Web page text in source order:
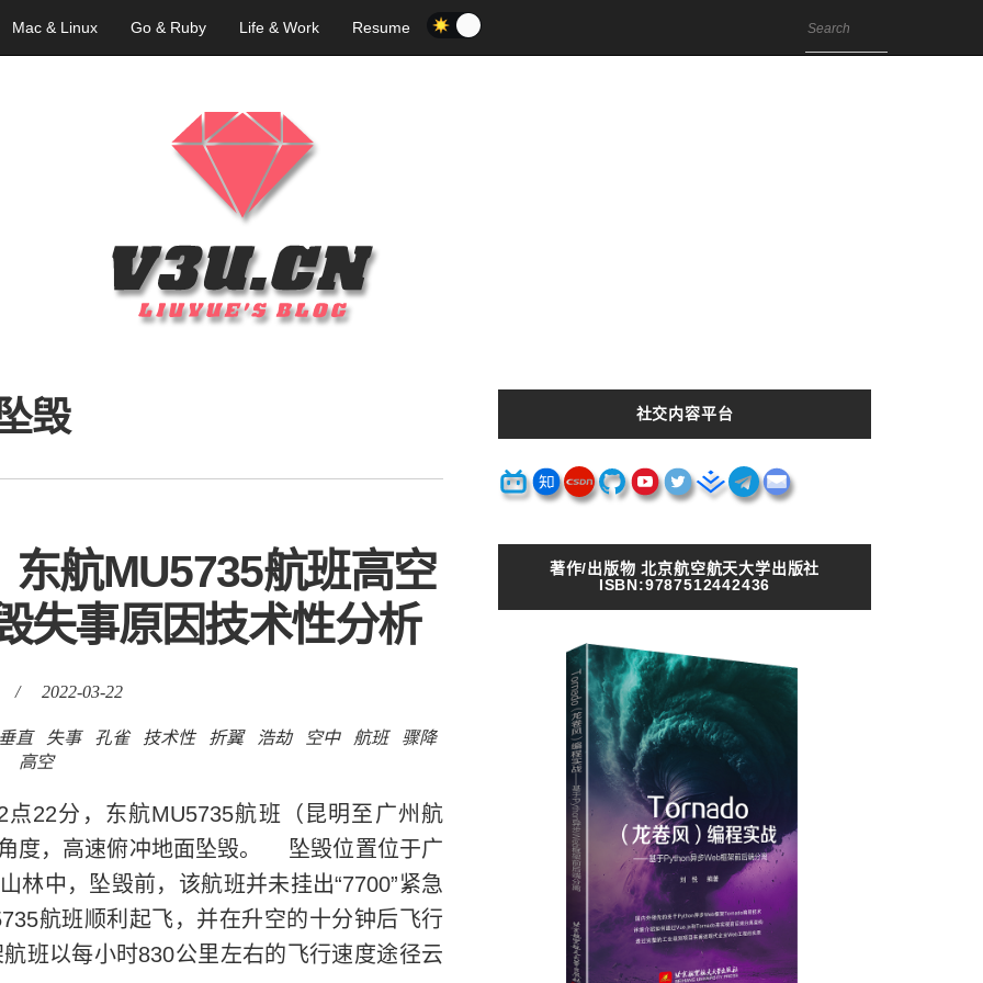
Mac & Linux Go & Ruby Life & Work Resume
毁
航MU5735航班高空
失事原因技术性分析
/ 2022-03-22
垂直 失事 孔雀 技术性 折翼 浩劫 空中 航班
骤降
高空
22分，东航MU5735航班（昆明至广州航
度，高速俯冲地面坠毁。 坠毁位置位于广
林中，坠毁前，该航班并未挂出“7700”紧急
航班顺利起飞，并在升空的十分钟后飞行
班以每小时830公里左右的飞行速度途径云
社交内容平台
著作/出版物 北京航空航天大学出版社
ISBN:9787512442436